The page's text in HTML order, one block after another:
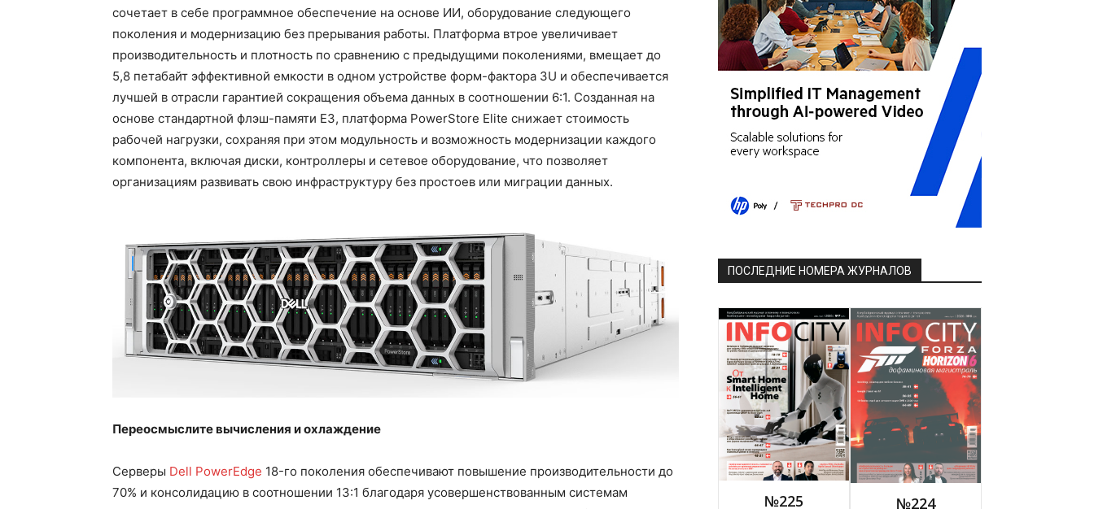
сочетает в себе программное обеспечение на основе ИИ, оборудование следующего
поколения и модернизацию без прерывания работы. Платформа втрое увеличивает
производительность и плотность по сравнению с предыдущими поколениями, вмещает до
5,8 петабайт эффективной емкости в одном устройстве форм-фактора 3U и обеспечивается
лучшей в отрасли гарантией сокращения объема данных в соотношении 6:1. Созданная на
основе стандартной флэш-памяти E3, платформа PowerStore Elite снижает стоимость
рабочей нагрузки, сохраняя при этом модульность и возможность модернизации каждого
компонента, включая диски, контроллеры и сетевое оборудование, что позволяет
организациям развивать свою инфраструктуру без простоев или миграции данных.
Переосмыслите вычисления и охлаждение
Серверы Dell PowerEdge 18-го поколения обеспечивают повышение производительности до
70% и консолидацию в соотношении 13:1 благодаря усовершенствованным системам
ПОСЛЕДНИЕ НОМЕРА ЖУРНАЛОВ
№225 №224